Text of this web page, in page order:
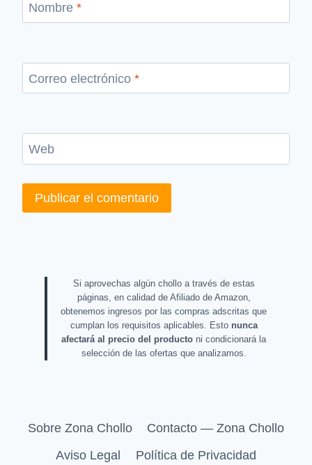
Nombre *
Correo electrónico *
Web
Si aprovechas algún chollo a través de estas
páginas, en calidad de Afiliado de Amazon,
obtenemos ingresos por las compras adscritas que
cumplan los requisitos aplicables. Esto nunca
afectará al precio del producto ni condicionará la
selección de las ofertas que analizamos.
Sobre Zona Chollo
Contacto — Zona Chollo
Aviso Legal
Política de Privacidad